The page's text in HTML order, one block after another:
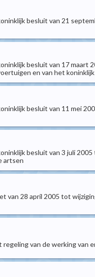
besluit van 21
besluit van 17
en van het
besluit van 11 mei
besluit van 3 juli
artsen
28 april 2005 tot
van de werking